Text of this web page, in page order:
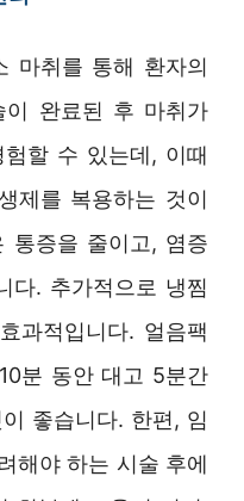
마취를 통해 환자의
이 완료된 후 마취가
할 수 있는데, 이때
제를 복용하는 것이
통증을 줄이고, 염증
다. 추가적으로 냉찜
과적입니다. 얼음팩
분 동안 대고 5분간
좋습니다. 한편, 임
해야 하는 시술 후에